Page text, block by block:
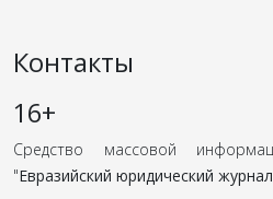
Контакты
16+
Средство массовой
"Евразийский юридический журнал